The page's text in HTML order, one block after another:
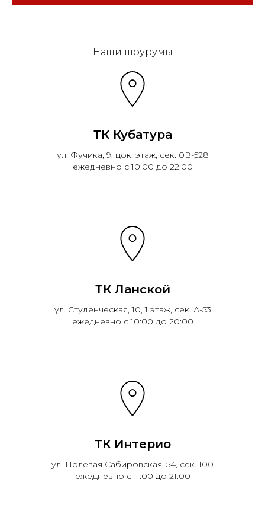
Наши шоурумы
ТК Кубатура
ул. Фучика, 9, цок. этаж, сек. 0В-528
ежедневно с 10:00 до 22:00
ТК Ланской
ул. Студенческая, 10, 1 этаж, сек. А-53
ежедневно с 10:00 до 20:00
ТК Интерио
ул. Полевая Сабировская, 54, сек. 100
ежедневно с 11:00 до 21:00